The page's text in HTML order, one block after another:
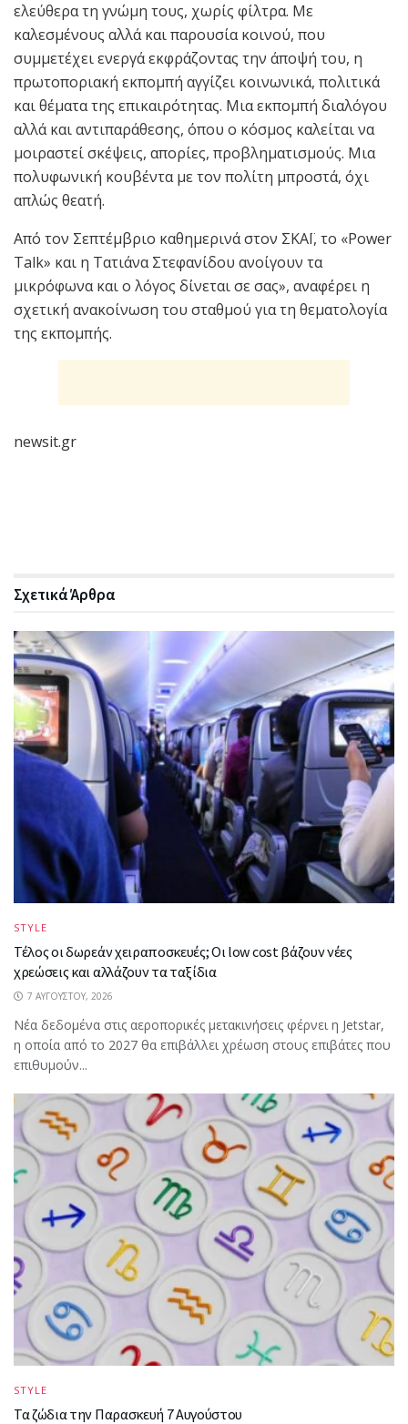
ελεύθερα τη γνώμη τους, χωρίς φίλτρα. Με
καλεσμένους αλλά και παρουσία κοινού, που
συμμετέχει ενεργά εκφράζοντας την άποψή του, η
πρωτοποριακή εκπομπή αγγίζει κοινωνικά, πολιτικά
και θέματα της επικαιρότητας. Μια εκπομπή διαλόγου
αλλά και αντιπαράθεσης, όπου ο κόσμος καλείται να
μοιραστεί σκέψεις, απορίες, προβληματισμούς. Μια
πολυφωνική κουβέντα με τον πολίτη μπροστά, όχι
απλώς θεατή.
Από τον Σεπτέμβριο καθημερινά στον ΣΚΑΪ, το «Power
Talk» και η Τατιάνα Στεφανίδου ανοίγουν τα
μικρόφωνα και ο λόγος δίνεται σε σας», αναφέρει η
σχετική ανακοίνωση του σταθμού για τη θεματολογία
της εκπομπής.
newsit.gr
ΣχετικάΆρθρα
STYLE
Τέλος οι δωρεάν χειραποσκευές; Οι low cost βάζουν νέες
χρεώσεις και αλλάζουν τα ταξίδια
7 ΑΥΓΟΎΣΤΟΥ, 2026
Νέα δεδομένα στις αεροπορικές μετακινήσεις φέρνει η Jetstar,
η οποία από το 2027 θα επιβάλλει χρέωση στους επιβάτες που
επιθυμούν...
STYLE
Τα ζώδια την Παρασκευή 7 Αυγούστου